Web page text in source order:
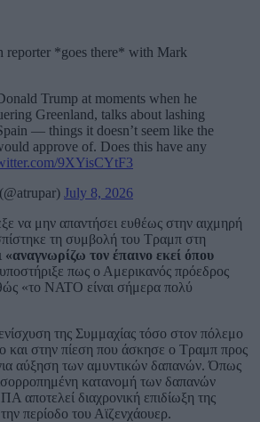
*goes there* with Mark
Trump at moments when he
Greenland, talks about lashing
— things it doesn’t seem like the
approve of. Does this have any
9XYisCYtF3
July 8, 2026
να μην απαντήσει ευθέως στην αιχμηρή
τη συμβολή του Τραμπ στη
«αναγνωρίζω τον έπαινο εκεί όπου
πως ο Αμερικανός πρόεδρος
«το ΝΑΤΟ είναι σήμερα πολύ
της Συμμαχίας τόσο στον πόλεμο
και στην πίεση που άσκησε ο Τραμπ προς
αύξηση των αμυντικών δαπανών. Όπως
κατανομή των δαπανών
αποτελεί διαχρονική επιδίωξη της
περίοδο του Αϊζενχάουερ.